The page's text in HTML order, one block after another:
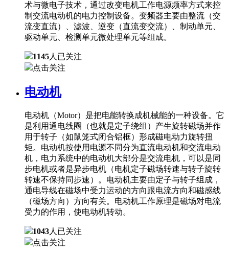
术与微电子技术，通过改变电机工作电源频率方式来控
制交流电动机的电力控制设备。变频器主要由整流（交
流变直流）、滤波、逆变（直流变交流）、制动单元、
驱动单元、检测单元微处理单元等组成。
1145人已关注
点击关注
电动机
电动机（Motor）是把电能转换成机械能的一种设备。它
是利用通电线圈（也就是定子绕组）产生旋转磁场并作
用于转子（如鼠笼式闭合铝框）形成磁电动力旋转扭
矩。电动机按使用电源不同分为直流电动机和交流电动
机，电力系统中的电动机大部分是交流电机，可以是同
步电机或者是异步电机（电机定子磁场转速与转子旋转
转速不保持同步速）。电动机主要由定子与转子组成，
通电导线在磁场中受力运动的方向跟电流方向和磁感线
（磁场方向）方向有关。电动机工作原理是磁场对电流
受力的作用，使电动机转动。
1043人已关注
点击关注